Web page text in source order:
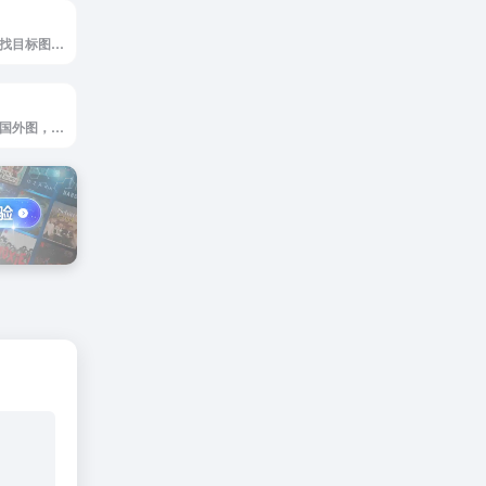
百度以图搜图是寻找目标图片的高清大图，相似美图
谷歌以图搜图是找国外图，推荐谷歌以图搜图，识别相似图更精准